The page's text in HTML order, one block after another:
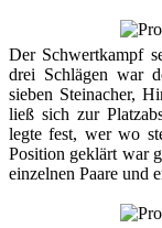
Der Schwertkampf
drei Schlägen war
sieben Steinacher,
ließ sich zur
legte fest, wer wo
Position geklärt war
einzelnen Paare und